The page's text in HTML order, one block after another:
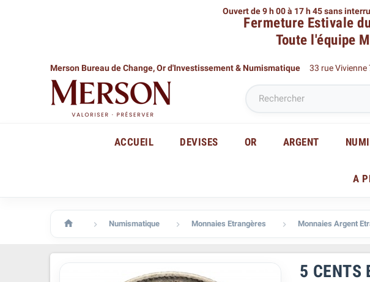
Ouvert de 9 h 00 à 17 h 45 sans
Fermeture Estivale
Toute l'équipe
Merson Bureau de Change, Or d'Investissement & Numismatique 33 rue
ACCUEIL DEVISES OR ARGENT
A
  Numismatique  Monnaies Etrangères  Monnaies Argent
5 CENTS